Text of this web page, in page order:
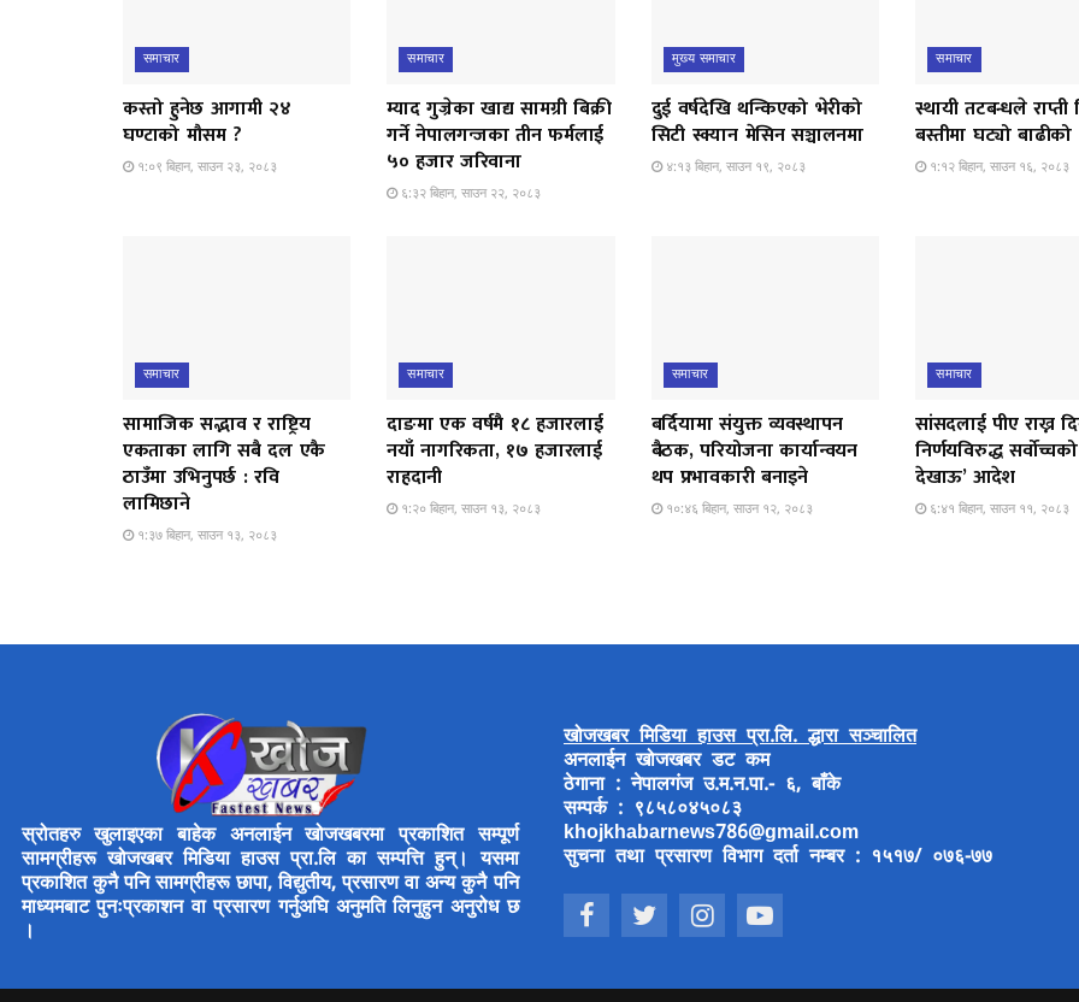
समाचार
कस्तो हुनेछ आगामी २४
घण्टाको मौसम ?
१:०९ बिहान, साउन २३, २०८३
समाचार
म्याद गुज्रेका खाद्य सामग्री बिक्री
गर्ने नेपालगन्जका तीन फर्मलाई
५० हजार जरिवाना
६:३२ बिहान, साउन २२, २०८३
मुख्य समाचार
दुई वर्षदेखि थन्किएको भेरीको
सिटी स्क्यान मेसिन सञ्चालनमा
४:१३ बिहान, साउन १९, २०८३
समाचार
स्थायी तटबन्धले
बस्तीमा घट्यो बाढीको
१:१२ बिहान, साउन १६, २०८३
समाचार
सामाजिक सद्भाव र राष्ट्रिय
एकताका लागि सबै दल एकै
ठाउँमा उभिनुपर्छ : रवि
लामिछाने
१:३७ बिहान, साउन १३, २०८३
समाचार
दाङमा एक वर्षमै १८ हजारलाई
नयाँ नागरिकता, १७ हजारलाई
राहदानी
१:२० बिहान, साउन १३, २०८३
समाचार
बर्दियामा संयुक्त व्यवस्थापन
बैठक, परियोजना कार्यान्वयन
थप प्रभावकारी बनाइने
१०:४६ बिहान, साउन १२, २०८३
समाचार
सांसदलाई पीए राख्न
निर्णयविरुद्ध
देखाऊ’ आदेश
६:४१ बिहान, साउन ११, २०८३
स्रोतहरु खुलाइएका बाहेक अनलाईन खोजखबरमा प्रकाशित सम्पूर्ण
सामग्रीहरू खोजखबर मिडिया हाउस प्रा.लि का सम्पत्ति हुन्। यसमा
प्रकाशित कुनै पनि सामग्रीहरू छापा, विद्युतीय, प्रसारण वा अन्य कुनै पनि
माध्यमबाट पुनःप्रकाशन वा प्रसारण गर्नुअघि अनुमति लिनुहुन अनुरोध छ
।
खोजखबर मिडिया हाउस प्रा.लि. द्धारा सञ्चालित
अनलाईन खोजखबर डट कम
ठेगाना : नेपालगंज उ.म.न.पा.- ६, बाँके
सम्पर्क : ९८५८०४५०८३
khojkhabarnews786@gmail.com
सुचना तथा प्रसारण विभाग दर्ता नम्बर : १५१७/ ०७६-७७